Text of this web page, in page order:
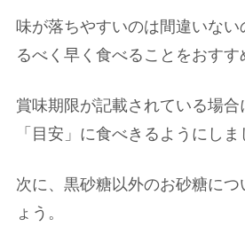
味が落ちやすいのは間違いない
るべく早く食べることをおすす
賞味期限が記載されている場合
「目安」に食べきるようにしま
次に、黒砂糖以外のお砂糖につ
ょう。